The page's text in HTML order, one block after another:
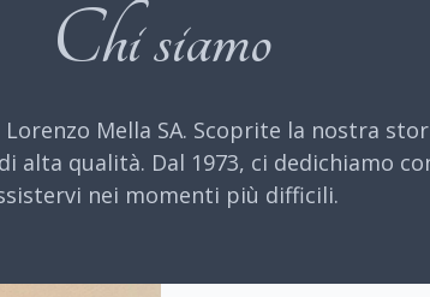
Chi siamo
Mella SA. Scoprite la nostra
qualità. Dal 1973, ci dedichiamo
nei momenti più difficili.